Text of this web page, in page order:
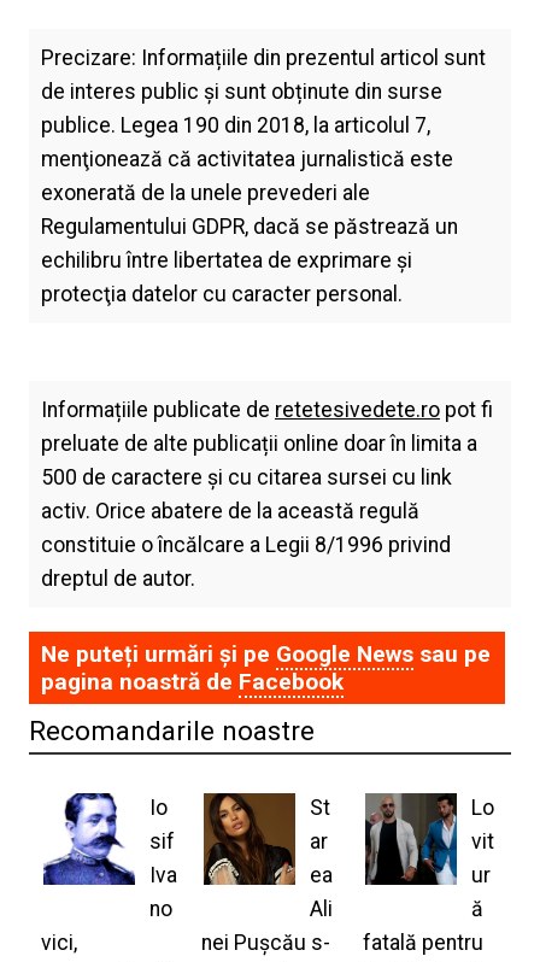
Precizare: Informațiile din prezentul articol sunt
de interes public și sunt obținute din surse
publice. Legea 190 din 2018, la articolul 7,
menţionează că activitatea jurnalistică este
exonerată de la unele prevederi ale
Regulamentului GDPR, dacă se păstrează un
echilibru între libertatea de exprimare şi
protecţia datelor cu caracter personal.
Informațiile publicate de retetesivedete.ropot fi
preluate de alte publicații online doar în limita a
500 de caractere și cu citarea sursei cu link
activ. Orice abatere de la această regulă
constituie o încălcare a Legii 8/1996 privind
dreptul de autor.
Ne puteți urmări și pe Google Newssau pe
pagina noastră de Facebook
Recomandarile noastre
Io
sif
Iva
no
vici,
St
ar
ea
Ali
nei Pușcău s-
Lo
vit
ur
ă
fatală pentru